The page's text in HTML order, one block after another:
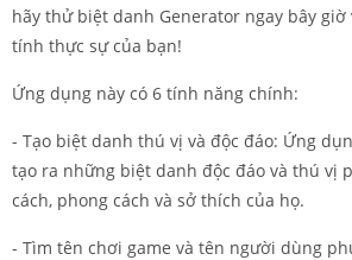
hãy thử biệt danh Generator ngay bây
tính thực sự của bạn!
Ứng dụng này có 6 tính năng chính:
- Tạo biệt danh thú vị và độc đáo: Ứng
tạo ra những biệt danh độc đáo và thú vị
cách, phong cách và sở thích của họ.
- Tìm tên chơi game và tên người dùng